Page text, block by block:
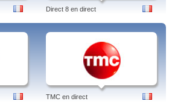
Direct 8 en direct
TMC en direct